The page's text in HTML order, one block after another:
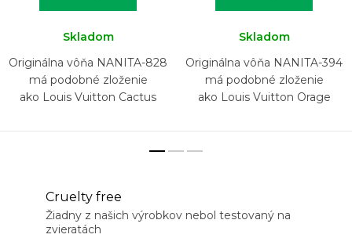
Skladom
Originálna vôňa NANITA-828
má podobné zloženie
ako Louis Vuitton Cactus
Skladom
Originálna vôňa NANITA-394
má podobné zloženie
ako Louis Vuitton Orage
Cruelty free
Žiadny z našich výrobkov nebol testovaný na
zvieratách